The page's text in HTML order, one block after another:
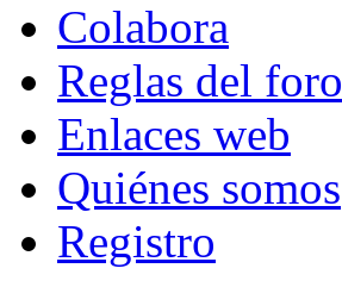
Colabora
Reglas del foro
Enlaces web
Quiénes somos
Registro